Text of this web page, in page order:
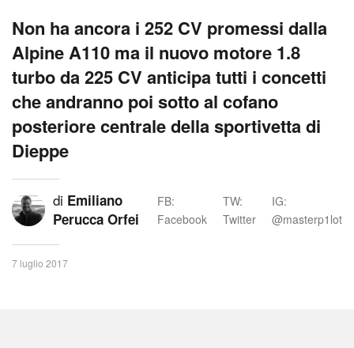
Non ha ancora i 252 CV promessi dalla
Alpine A110 ma il nuovo motore 1.8
turbo da 225 CV anticipa tutti i concetti
che andranno poi sotto al cofano
posteriore centrale della sportivetta di
Dieppe
di Emiliano
Perucca Orfei
FB:
Facebook
TW:
Twitter
IG:
@masterp1lot
7 luglio 2017